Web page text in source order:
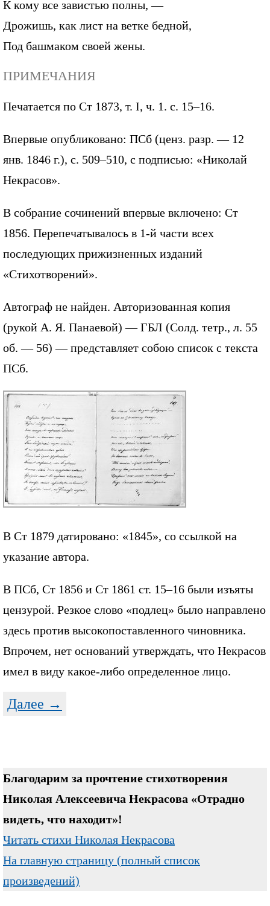
К кому все завистью полны, —
Дрожишь, как лист на ветке бедной,
Под башмаком своей жены.
ПРИМЕЧАНИЯ
Печатается по Ст 1873, т. I, ч. 1. с. 15–16.
Впервые опубликовано: ПСб (ценз. разр. — 12
янв. 1846 г.), с. 509–510, с подписью: «Николай
Некрасов».
В собрание сочинений впервые включено: Ст
1856. Перепечатывалось в 1-й части всех
последующих прижизненных изданий
«Стихотворений».
Автограф не найден. Авторизованная копия
(рукой А. Я. Панаевой) — ГБЛ (Солд. тетр., л. 55
об. — 56) — представляет собою список с текста
ПСб.
В Ст 1879 датировано: «1845», со ссылкой на
указание автора.
В ПСб, Ст 1856 и Ст 1861 ст. 15–16 были изъяты
цензурой. Резкое слово «подлец» было направлено
здесь против высокопоставленного чиновника.
Впрочем, нет оснований утверждать, что Некрасов
имел в виду какое-либо определенное лицо.
Далее →
Благодарим за прочтение стихотворения
Николая Алексеевича Некрасова «Отрадно
видеть, что находит»!
Читать стихи Николая Некрасова
На главную страницу (полный список
произведений)